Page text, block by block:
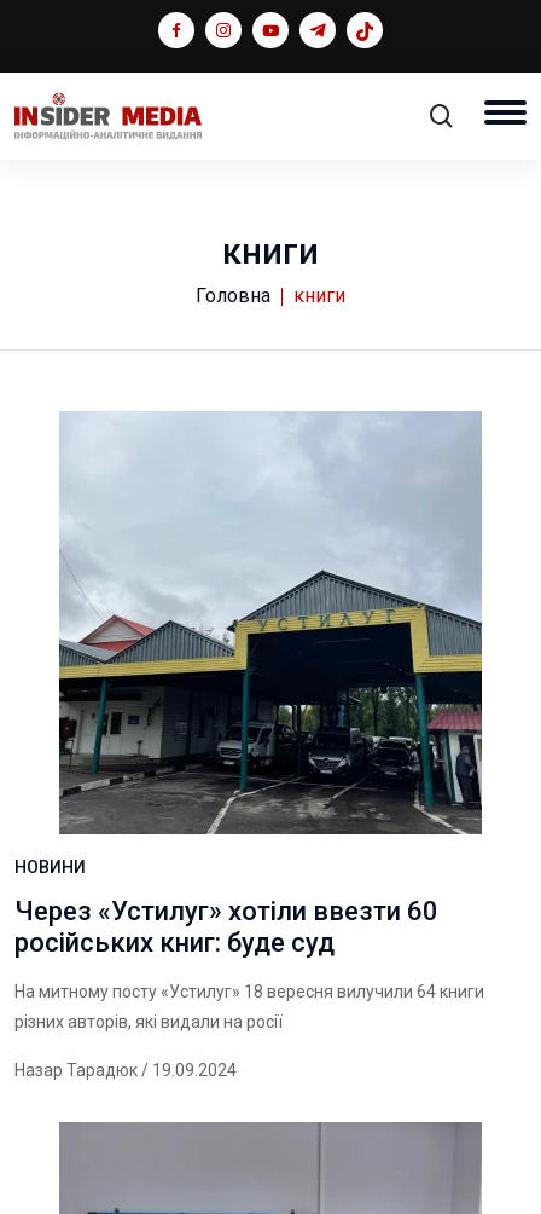
книги
Головна книги
НОВИНИ
Через «Устилуг» хотіли ввезти 60
російських книг: буде суд
На митному посту «Устилуг» 18 вересня вилучили 64 книги
різних авторів, які видали на росії
Назар Тарадюк/ 19.09.2024